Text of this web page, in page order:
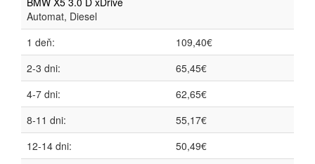
Automat, Diesel
1 deň:
109,40€
2-3 dni:
65,45€
4-7 dni:
62,65€
8-11 dni:
55,17€
12-14 dni:
50,49€